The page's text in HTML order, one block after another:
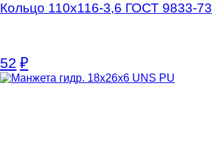
Кольцо 110х116-3,6 ГОСТ 9833-73
52 ₽